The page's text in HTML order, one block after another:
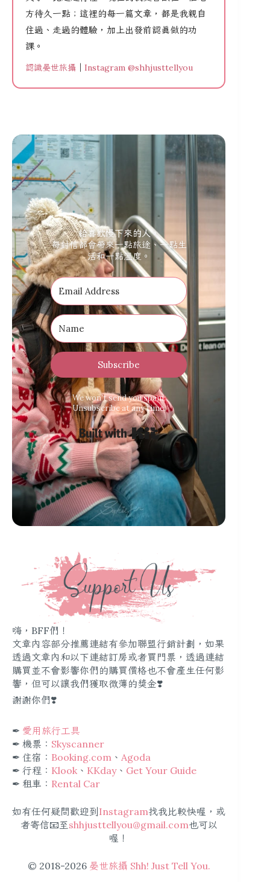
方待久一點；這裡的每一篇文章，都是我親自
住過、走過的體驗，加上出發前認真做的功
課。
認識晏世旅攝 Instagram @shhjusttellyou
給喜歡慢下來的人。
每封信都會帶來一點旅途、一點生
活和一點溫度。
Subscribe
We won’t send you spam.
Unsubscribe at any time.
Built with Kit
嗨，BFF們！
文章內容部分推薦連結有參加聯盟行銷計劃，如果
透過文章內和以下連結訂房或者買門票，透過連結
購買並不會影響你們的購買價格也不會產生任何影
響，但可以讓我們獲取微薄的獎金❣️
謝謝你們❣️
✒︎ 愛用旅行工具
✒︎ 機票： Skyscanner
✒︎ 住宿： Booking.com 、 Agoda
✒︎ 行程： Klook 、 KKday、 Get Your Guide
✒︎ 租車： Rental Car
如有任何疑問歡迎到Instagram找我比較快喔，或
者寄信📧至shhjusttellyou@gmail.com也可以
喔！
© 2018-2026 晏世旅攝 Shh! Just Tell You.